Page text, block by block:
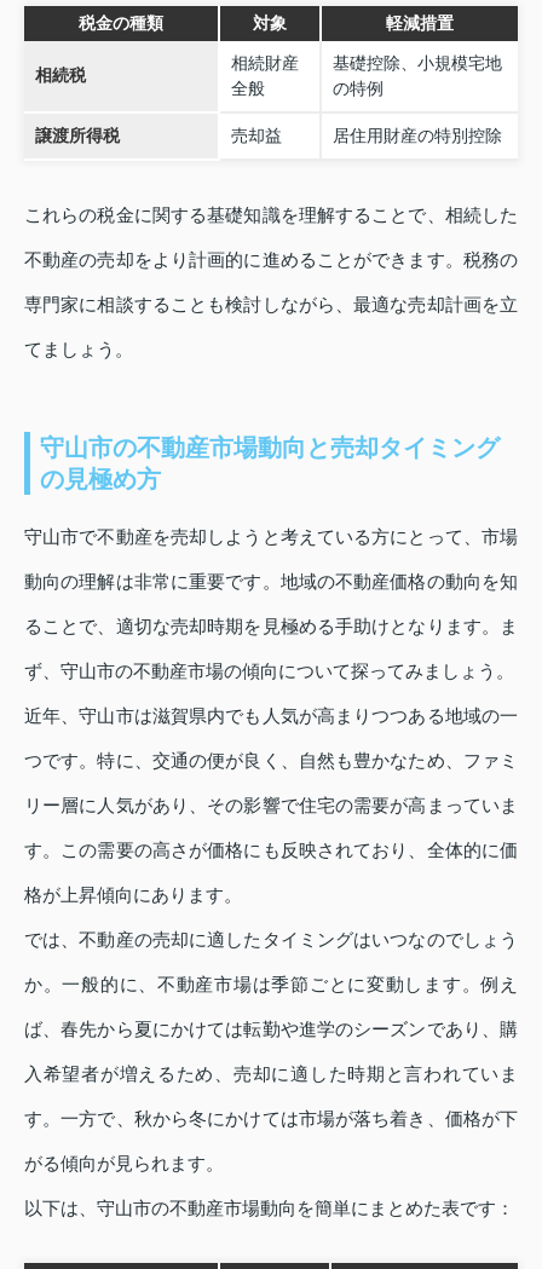
税金の種類 対象 軽減措置
相続税
相続財産
全般
基礎控除、小規模宅地
の特例
譲渡所得税 売却益 居住用財産の特別控除
これらの税金に関する基礎知識を理解することで、相続した
不動産の売却をより計画的に進めることができます。税務の
専門家に相談することも検討しながら、最適な売却計画を立
てましょう。
守山市の不動産市場動向と売却タイミング
の見極め方
守山市で不動産を売却しようと考えている方にとって、市場
動向の理解は非常に重要です。地域の不動産価格の動向を知
ることで、適切な売却時期を見極める手助けとなります。ま
ず、守山市の不動産市場の傾向について探ってみましょう。
近年、守山市は滋賀県内でも人気が高まりつつある地域の一
つです。特に、交通の便が良く、自然も豊かなため、ファミ
リー層に人気があり、その影響で住宅の需要が高まっていま
す。この需要の高さが価格にも反映されており、全体的に価
格が上昇傾向にあります。
では、不動産の売却に適したタイミングはいつなのでしょう
か。一般的に、不動産市場は季節ごとに変動します。例え
ば、春先から夏にかけては転勤や進学のシーズンであり、購
入希望者が増えるため、売却に適した時期と言われていま
す。一方で、秋から冬にかけては市場が落ち着き、価格が下
がる傾向が見られます。
以下は、守山市の不動産市場動向を簡単にまとめた表です：